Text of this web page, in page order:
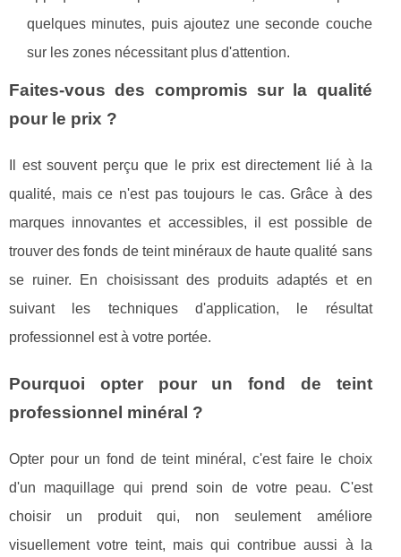
quelques minutes, puis ajoutez une seconde couche
sur les zones nécessitant plus d'attention.
Faites-vous des compromis sur la qualité
pour le prix ?
Il est souvent perçu que le prix est directement lié à la
qualité, mais ce n'est pas toujours le cas. Grâce à des
marques innovantes et accessibles, il est possible de
trouver des fonds de teint minéraux de haute qualité sans
se ruiner. En choisissant des produits adaptés et en
suivant les techniques d'application, le résultat
professionnel est à votre portée.
Pourquoi opter pour un fond de teint
professionnel minéral ?
Opter pour un fond de teint minéral, c'est faire le choix
d'un maquillage qui prend soin de votre peau. C'est
choisir un produit qui, non seulement améliore
visuellement votre teint, mais qui contribue aussi à la